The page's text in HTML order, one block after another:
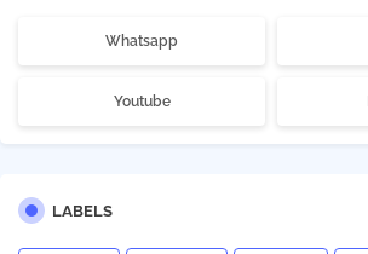
Whatsapp
Youtube
LABELS